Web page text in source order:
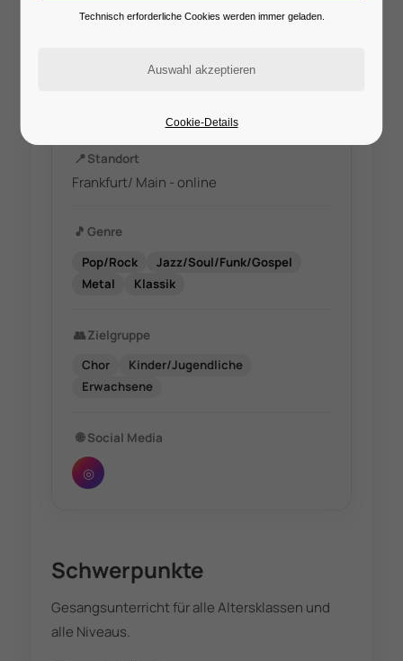
🔗Website
📍 Standort
Frankfurt/ Main - online
🎵 Genre
Pop/Rock
Jazz/Soul/Funk/Gospel
Metal
Klassik
👥Zielgruppe
Chor
Kinder/Jugendliche
Erwachsene
🌐 Social Media
◎
Schwerpunkte
Gesangsunterricht für alle Altersklassen und
alle Niveaus.
Technisch erforderliche Cookies werden immer geladen.
Cookie-Details